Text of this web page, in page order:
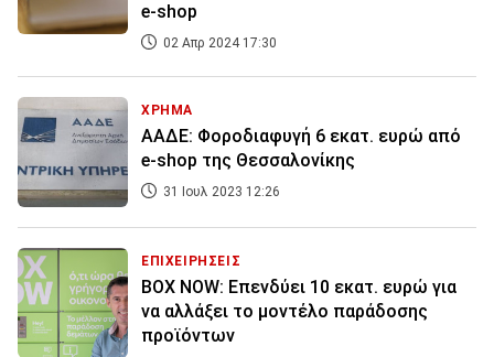
e-shop
02 Απρ 2024 17:30
ΧΡΗΜΑ
ΑΑΔΕ: Φοροδιαφυγή 6 εκατ. ευρώ από
e-shop της Θεσσαλονίκης
31 Ιουλ 2023 12:26
ΕΠΙΧΕΙΡΗΣΕΙΣ
BOX NOW: Επενδύει 10 εκατ. ευρώ για
να αλλάξει το μοντέλο παράδοσης
προϊόντων